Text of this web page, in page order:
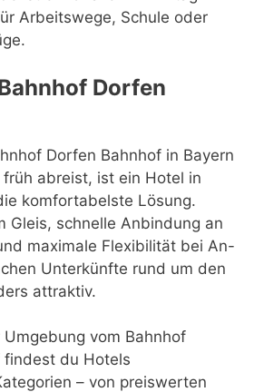
Arbeitswege, Schule oder
Dorfen
Dorfen Bahnhof in Bayern
abreist, ist ein Hotel in
komfortabelste Lösung.
Gleis, schnelle Anbindung an
maximale Flexibilität bei An-
Unterkünfte rund um den
attraktiv.
vom Bahnhof
findest du Hotels
– von preiswerten